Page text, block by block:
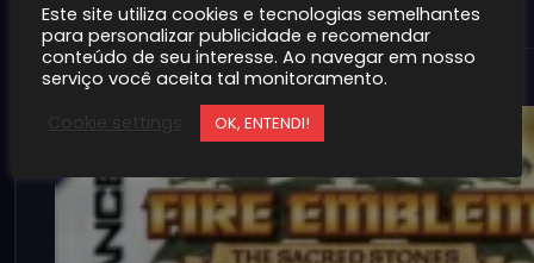
2
Este site utiliza cookies e tecnologias semelhantes
para personalizar publicidade e recomendar
conteúdo de seu interesse. Ao navegar em nosso
serviço você aceita tal monitoramento.
OK, ENTENDI!